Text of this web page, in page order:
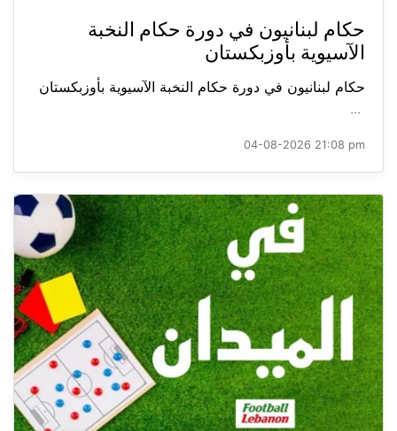
حكام لبنانيون في دورة حكام النخبة
الآسيوية بأوزبكستان
حكام لبنانيون في دورة حكام النخبة الآسيوية بأوزبكستان
...
04-08-2026 21:08 pm